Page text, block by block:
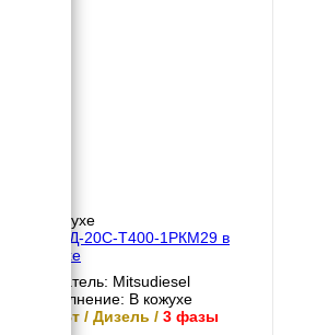
В кожухе
МД АД-20С-Т400-1РКМ29 в
кожухе
Двигатель: Mitsudiesel
Исполнение: В кожухе
20 кВт / Дизель / 3 фазы